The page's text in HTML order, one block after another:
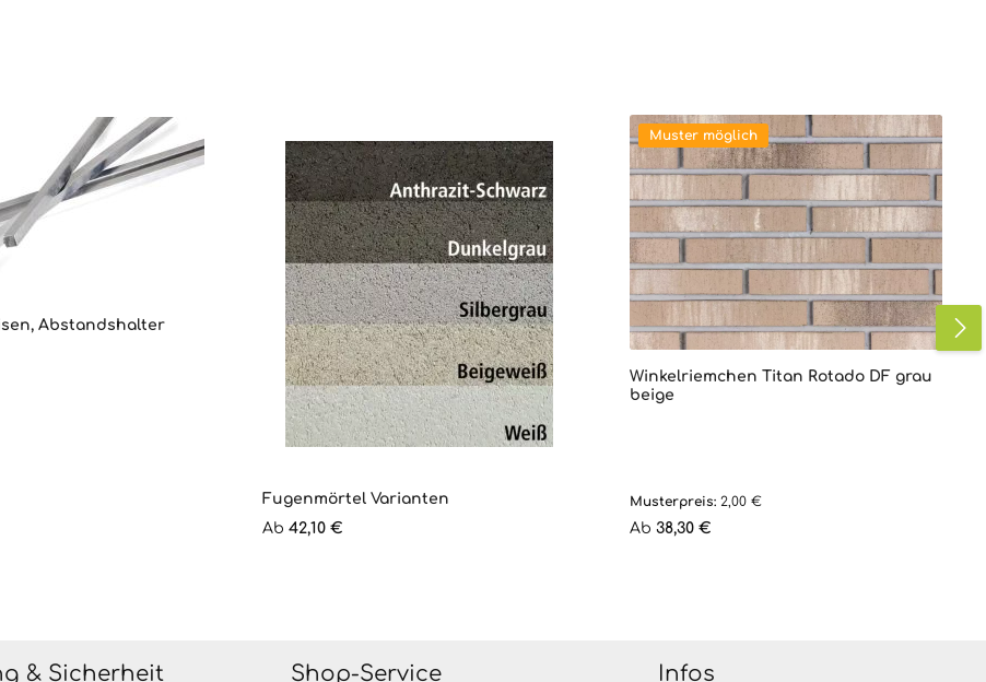
Abstandshalter
Fugenmörtel Varianten
Regulärer Preis:
Ab42,10 €
Muster möglich
Winkelriemchen Titan Rotado DF grau
beige
Musterpreis:2,00 €
Regulärer Preis:
Ab38,30 €
& Sicherheit Shop-Service Infos